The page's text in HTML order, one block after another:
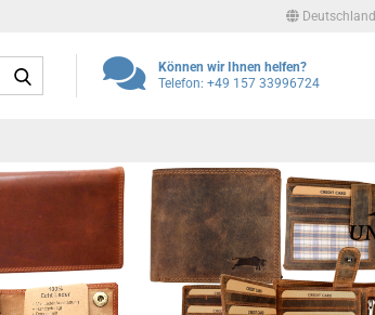
Deutschland
Können wir Ihnen helfen?
Telefon: +49 157 33996724